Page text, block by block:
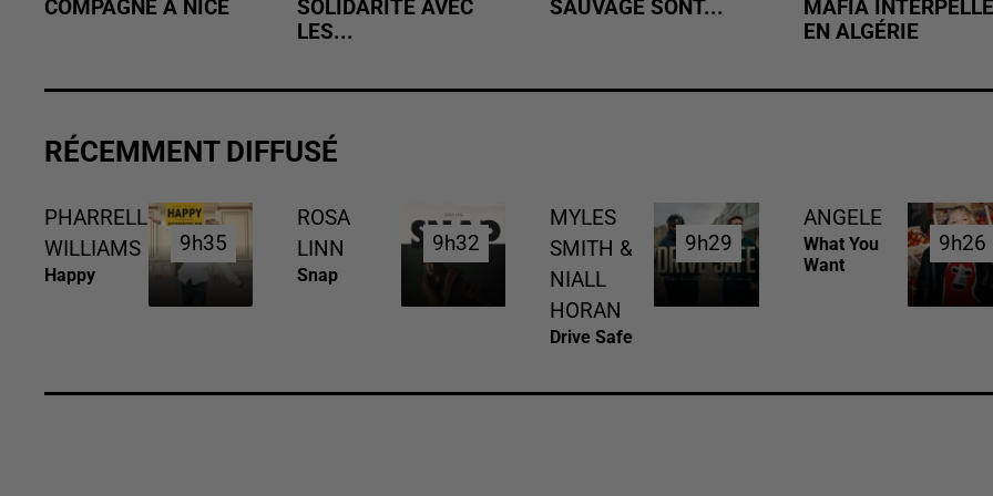
COMPAGNE À NICE
SOLIDARITÉ AVEC
LES...
SAUVAGE SONT...
MAFIA INTERPELLÉ
EN ALGÉRIE
RÉCEMMENT DIFFUSÉ
PHARRELL
WILLIAMS
Happy
9h35
9h35
ROSA
LINN
Snap
9h32
9h32
MYLES
SMITH &
NIALL
HORAN
Drive Safe
9h29
9h29
ANGELE
What You
Want
9h26
9h26